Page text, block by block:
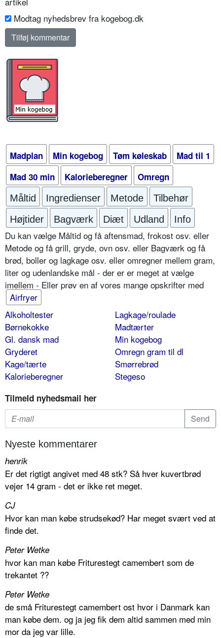
Modtag nyhedsbrev fra kogebog.dk
Madplan Min kogebog Tøm køleskab
Mad til 1
Mad 30 min
Kalorieberegner Omregn
Måltid Ingredienser Metode
Tilbehør
Højtider
Bagværk Diæt Udland Info
Du kan vælge Måltid og få aftensmad, frokost osv. eller
Metode og få grill, gryde, ovn osv. eller Bagværk og få
brød, boller og lagkage osv. eller omregner mellem gram,
liter og udenlandske mål - der er er meget at vælge
imellem - Eller prøv en af vores mange opskrifter med
Airfryer
Alkoholtester
Børnekokke
Gl. dansk mad
Gryderet
Kage/tærte
Kalorieberegner
Lagkage/roulade
Madtærter
Min kogebog
Omregn gram til dl
Smørrebrød
Stegeso
Tilmeld nyhedsmail her
Nyeste kommentarer
henrik
Er det rigtigt angivet med 48 stk? Så hver kuvertbrød
vejer 14 gram - det er ikke ret meget.
CJ
Hvor kan man købe strudsekød? Har meget svært ved at
finde det.
Peter Wetke
hvor kan man købe Friturestegt camembert som de
trekantet ??
Peter Wetke
de små Friturestegt camembert ost hvor i Danmark kan
man købe dem. og ja jeg fik dem altid sammen med min
mor da jeg var lille.